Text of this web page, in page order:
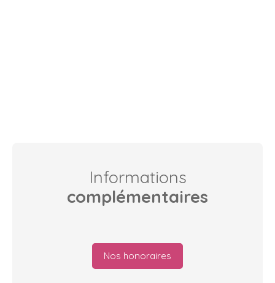
Informations
complémentaires
Nos honoraires